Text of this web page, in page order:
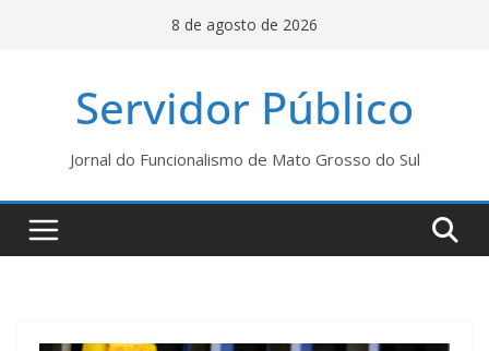
8 de agosto de 2026
Servidor Público
Jornal do Funcionalismo de Mato Grosso do Sul